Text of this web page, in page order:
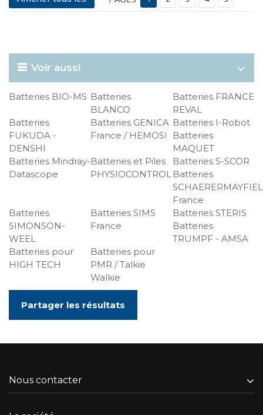
Voir aussi
Batteries BIO-MS Batteries
BLANCO
Batteries FRANCE
REVAL
Batteries
FUKUDA -
DENSHI
Batteries GENICA
France / HEMOSI
Batteries I-Robot
Batteries
MAQUET
Batteries Mindray-
Datascope
Batteries et Piles
PHYSIOCONTROL
Batteries S-SCOR
Batteries
France
Batteries
SIMONSON-
WEEL
Batteries SIMS
France
Batteries STERIS
Batteries
TRUMPF - AMSA
Batteries pour
HIGH TECH
Batteries pour
PMR / Talkie
Walkie
Partager les résultats
Nous contacter